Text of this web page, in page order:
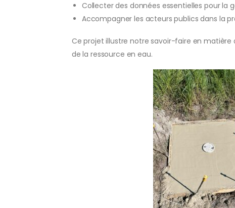
Collecter des données essentielles pour la
Accompagner les acteurs publics dans la
Ce projet illustre notre savoir-faire en matière
de la ressource en eau.